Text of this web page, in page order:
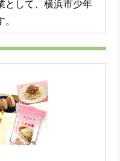
として、横浜市少年